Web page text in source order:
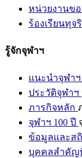
หน่วยงานขอ
ร้องเรียนทุ
รู้จักจุฬาฯ
แนะนำจุฬาฯ
ประวัติจุฬาฯ
ภารกิจหลัก
จุฬาฯ 100 ปี
ข้อมูลและส
บุคคลสำคัญ